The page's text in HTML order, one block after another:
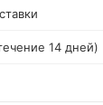
14 дней)